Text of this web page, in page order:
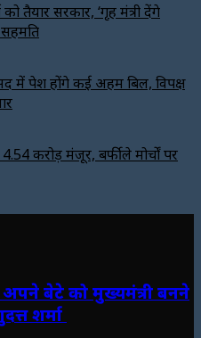
तैयार सरकार, ‘गृह मंत्री देंगे
सहमति
में पेश होंगे कई अहम बिल, विपक्ष
करोड़ मंजूर, बर्फीले मोर्चों पर
अपने बेटे को मुख्यमंत्री बनने
शर्मा